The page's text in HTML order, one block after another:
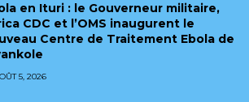
en Ituri : le Gouverneur militaire,
CDC et l’OMS inaugurent le
Centre de Traitement Ebola de
5, 2026